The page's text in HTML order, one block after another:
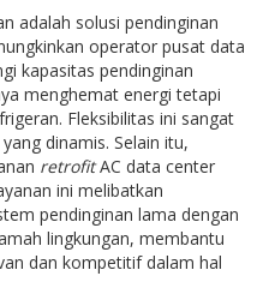
adalah solusi pendinginan
operator pusat data
kapasitas pendinginan
menghemat energi tetapi
Fleksibilitas ini sangat
dinamis. Selain itu,
retrofitAC data center
ini melibatkan
pendinginan lama dengan
lingkungan, membantu
dan kompetitif dalam hal